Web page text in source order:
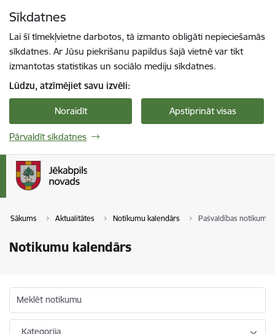
Sīkdatnes
Lai šī tīmekļvietne darbotos, tā izmanto obligāti nepieciešamās
sīkdatnes. Ar Jūsu piekrišanu papildus šajā vietnē var tikt
izmantotas statistikas un sociālo mediju sīkdatnes.
Lūdzu, atzīmējiet savu izvēli:
Noraidīt Apstiprināt visas
Pārvaldīt sīkdatnes
Sākums Aktualitātes Notikumu kalendārs Pašvaldības notikumi
Notikumu kalendārs
Meklēt notikumu
Kategorija